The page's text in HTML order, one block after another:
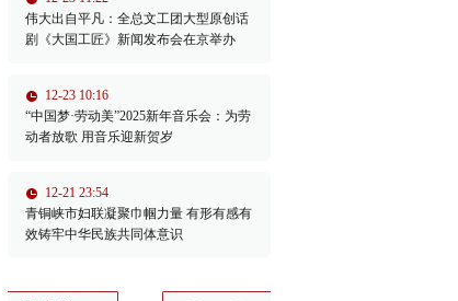
伟大出自平凡：全总文工团大型原创话
剧《大国工匠》新闻发布会在京举办
12-23 10:16
“中国梦·劳动美”2025新年音乐会：为劳
动者放歌 用音乐迎新贺岁
12-21 23:54
青铜峡市妇联凝聚巾帼力量 有形有感有
效铸牢中华民族共同体意识